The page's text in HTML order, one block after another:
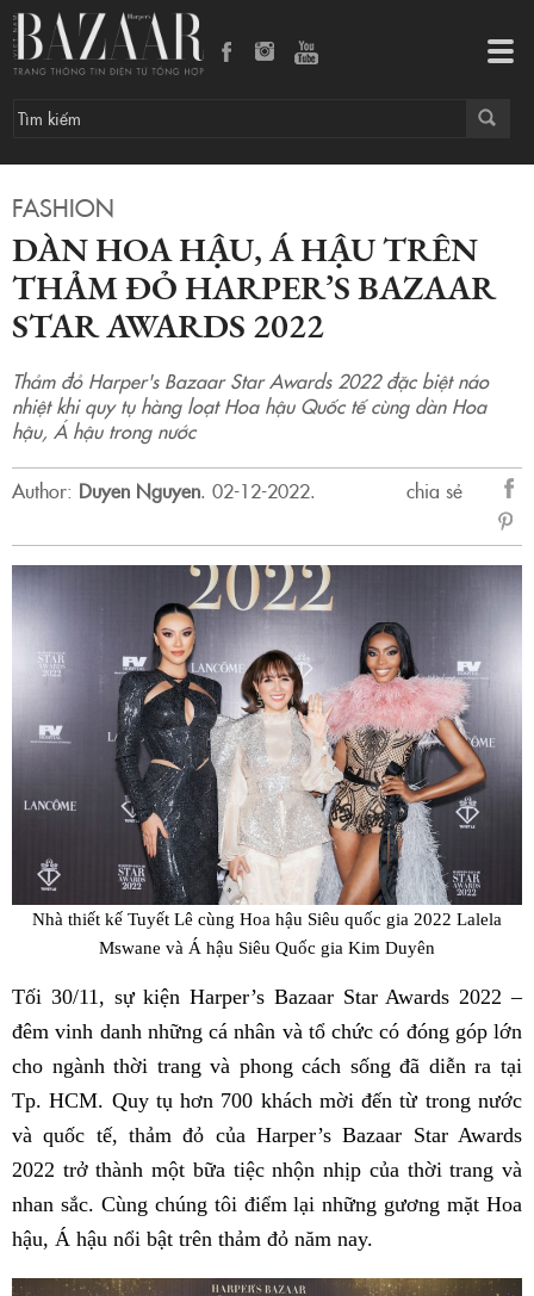
FASHION
DÀN HOA HẬU, Á HẬU TRÊN
THẢM ĐỎ HARPER’S BAZAAR
STAR AWARDS 2022
Thảm đỏ Harper's Bazaar Star Awards 2022 đặc biệt náo
nhiệt khi quy tụ hàng loạt Hoa hậu Quốc tế cùng dàn Hoa
hậu, Á hậu trong nước
Author: Duyen Nguyen. 02-12-2022.
chia sẻ
sẻ
Nhà thiết kế Tuyết Lê cùng Hoa hậu Siêu quốc gia 2022 Lalela
Mswane và Á hậu Siêu Quốc gia Kim Duyên
Tối 30/11, sự kiện Harper’s Bazaar Star Awards 2022 –
đêm vinh danh những cá nhân và tổ chức có đóng góp lớn
cho ngành thời trang và phong cách sống đã diễn ra tại
Tp. HCM. Quy tụ hơn 700 khách mời đến từ trong nước
và quốc tế, thảm đỏ của Harper’s Bazaar Star Awards
2022 trở thành một bữa tiệc nhộn nhịp của thời trang và
nhan sắc. Cùng chúng tôi điểm lại những gương mặt Hoa
hậu, Á hậu nổi bật trên thảm đỏ năm nay.